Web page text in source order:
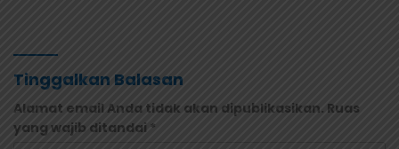
Tinggalkan Balasan
Alamat email Anda tidak akan dipublikasikan. Ruas
yang wajib ditandai *